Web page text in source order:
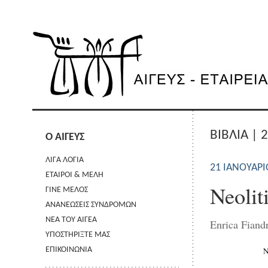
Ο ΑΙΓΕΥΣ
ΛΙΓΑ ΛΟΓΙΑ
ΕΤΑΙΡΟΙ & ΜΕΛΗ
ΓΙΝΕ ΜΕΛΟΣ
ΑΝΑΝΕΩΣΕΙΣ ΣΥΝΔΡΟΜΩΝ
ΝΕΑ ΤΟΥ ΑΙΓΕΑ
ΥΠΟΣΤΗΡΙΞΤΕ ΜΑΣ
ΕΠΙΚΟΙΝΩΝΙΑ
ΒΙΒΛΙΑ |
21
Enrica